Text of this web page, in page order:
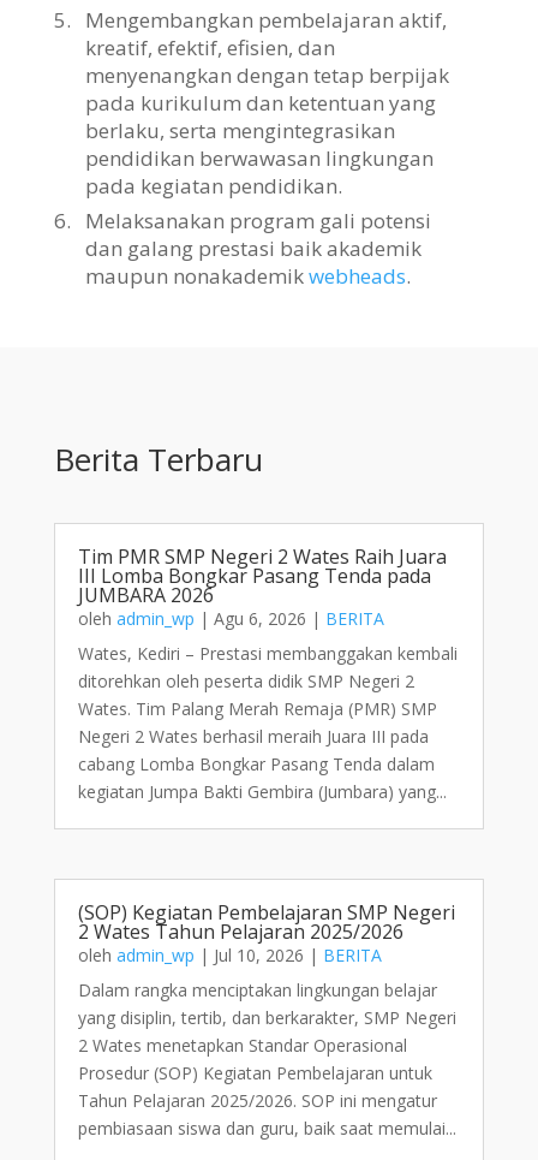
5.
Mengembangkan pembelajaran aktif,
kreatif, efektif, efisien, dan
menyenangkan dengan tetap berpijak
pada kurikulum dan ketentuan yang
berlaku, serta mengintegrasikan
pendidikan berwawasan lingkungan
pada kegiatan pendidikan.
6.
Melaksanakan program gali potensi
dan galang prestasi baik akademik
maupun nonakademikwebheads.
Berita Terbaru
Tim PMR SMP Negeri 2 Wates Raih Juara
III Lomba Bongkar Pasang Tenda pada
JUMBARA 2026
oleh admin_wp | Agu 6, 2026 | BERITA
Wates, Kediri – Prestasi membanggakan kembali
ditorehkan oleh peserta didik SMP Negeri 2
Wates. Tim Palang Merah Remaja (PMR) SMP
Negeri 2 Wates berhasil meraih Juara III pada
cabang Lomba Bongkar Pasang Tenda dalam
kegiatan Jumpa Bakti Gembira (Jumbara) yang...
(SOP) Kegiatan Pembelajaran SMP Negeri
2 Wates Tahun Pelajaran 2025/2026
oleh admin_wp | Jul 10, 2026 | BERITA
Dalam rangka menciptakan lingkungan belajar
yang disiplin, tertib, dan berkarakter, SMP Negeri
2 Wates menetapkan Standar Operasional
Prosedur (SOP) Kegiatan Pembelajaran untuk
Tahun Pelajaran 2025/2026. SOP ini mengatur
pembiasaan siswa dan guru, baik saat memulai...